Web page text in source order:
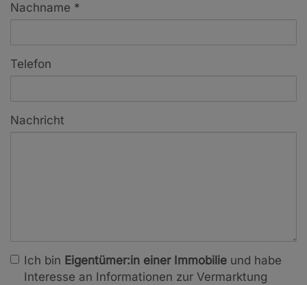
Nachname
Telefon
Nachricht
Ich bin Eigentümer:in einer Immobilie und habe
Interesse an Informationen zur Vermarktung